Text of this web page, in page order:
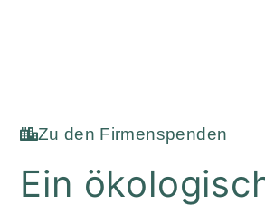
Zu den Firmenspenden
Ein